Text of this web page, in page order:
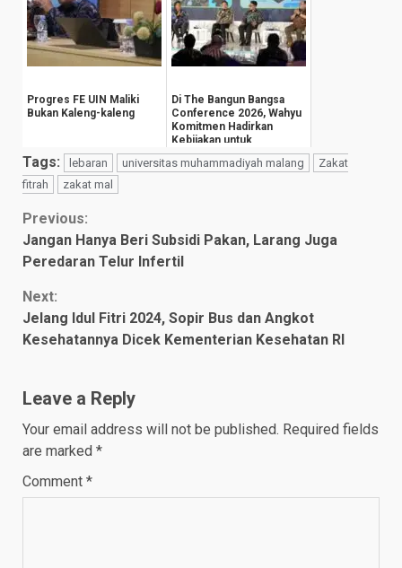
Progres FE UIN Maliki
Bukan Kaleng-kaleng
Di The Bangun Bangsa
Conference 2026, Wahyu
Komitmen Hadirkan
Kebijakan untuk
Kesejahteraan
Masyarak...
Tags: lebaran universitas muhammadiyah malang
Zakat
fitrah
zakat mal
Continue
Reading
Previous:
Jangan Hanya Beri Subsidi Pakan, Larang Juga
Peredaran Telur Infertil
Next:
Jelang Idul Fitri 2024, Sopir Bus dan Angkot
Kesehatannya Dicek Kementerian Kesehatan RI
Leave a Reply
Your email address will not be published. Required fields
are marked *
Comment *